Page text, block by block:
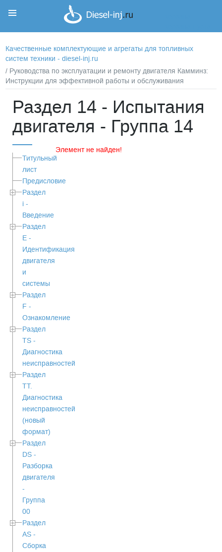
Качественные комплектующие и агрегаты для топливных
систем техники - diesel-inj.ru
/ Руководства по эксплуатации и ремонту двигателя Камминз:
Инструкции для эффективной работы и обслуживания
Раздел 14 - Испытания
двигателя - Группа 14
Титульный
лист
Предисловие
Раздел
i -
Введение
Раздел
Е -
Идентификация
двигателя
и
системы
Раздел
F -
Ознакомление
Раздел
TS -
Диагностика
неисправностей
Раздел
TТ.
Диагностика
неисправностей
(новый
формат)
Раздел
DS -
Разборка
двигателя
-
Группа
00
Раздел
АS -
Сборка
Элемент не найден!